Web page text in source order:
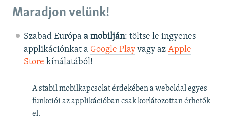
Maradjon velünk!
Szabad Európa a mobilján: töltse le ingyenes
applikációnkat a Google Playvagy az Apple
Store kínálatából!
A stabil mobilkapcsolat érdekében a weboldal egyes
funkciói az applikációban csak korlátozottan érhetők
el.